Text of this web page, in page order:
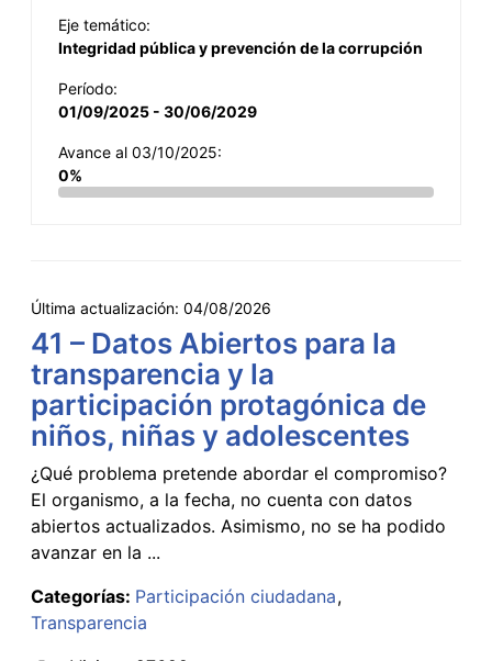
Eje temático:
Integridad pública y prevención de la corrupción
Período:
01/09/2025 - 30/06/2029
Avance al 03/10/2025:
0%
Última actualización: 04/08/2026
41 – Datos Abiertos para la
transparencia y la
participación protagónica de
niños, niñas y adolescentes
¿Qué problema pretende abordar el compromiso?
El organismo, a la fecha, no cuenta con datos
abiertos actualizados. Asimismo, no se ha podido
avanzar en la ...
Categorías: Participación ciudadana
Transparencia